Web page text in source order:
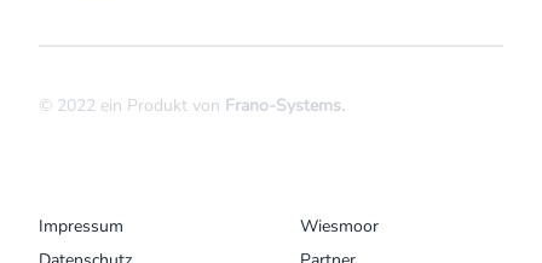
© 2022 ein Produkt von Frano-Systems.
Impressum
Wiesmoor